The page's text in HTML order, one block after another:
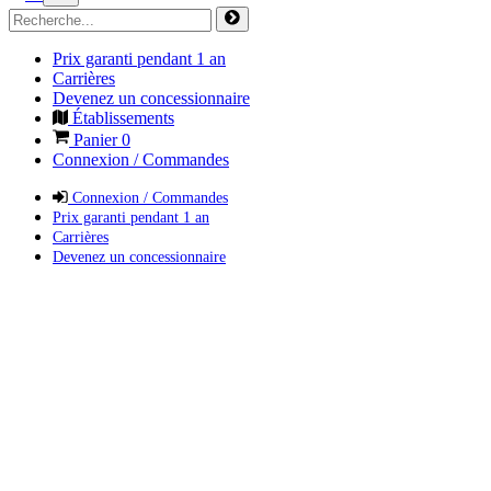
Prix garanti pendant 1 an
Carrières
Devenez un concessionnaire
Établissements
Panier0
Connexion / Commandes
Connexion / Commandes
Prix garanti pendant 1 an
Carrières
Devenez un concessionnaire